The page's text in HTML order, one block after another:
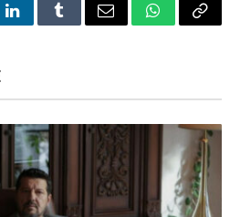
LinkedInTumblrEmail WhatsApp
Copy